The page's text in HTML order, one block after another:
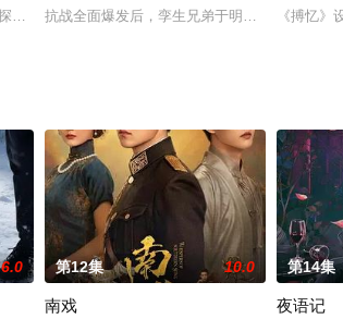
时有着三个男朋友的职场女强人；面对三位追求者
，如何运用与生俱来的能力，协助警方破解一宗宗
抗战全面爆发后，孪生兄弟于明阳（于震 饰）
《搏忆
6.0 第12集 10.0
南戏
第14集
夜语记